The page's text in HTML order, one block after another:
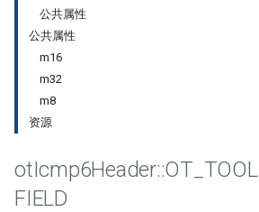
公共属性
公共属性
m16
m32
m8
资源
otIcmp6Header::OT TOOL_
FIELD